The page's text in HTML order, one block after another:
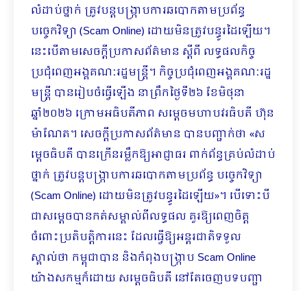
លំដាប់ថ្នាក់ ត្រូវបន្តបង្ក្រាបការឆបោកតាមប្រព័ន្ធ
បច្ចេកវិទ្យា (Scam Online) ដោយមិនត្រូវបន្ធូរដៃឡើយ។
នេះបើតាមសេចក្ដីប្រកាសព័ត៌មាន ស្ដីពី លទ្ធផលកិច្ច
ប្រជុំពេញអង្គគណៈរដ្ឋមន្រ្តី។ កិច្ចប្រជុំពេញអង្គគណៈរដ្ឋ
មន្ត្រី បានរៀបចំធ្វើឡើង នាព្រឹកថ្ងៃទី២៦ ខែមិថុនា
ឆ្នាំ២០២៦ ក្រោមអធិបតីភាព សម្តេចមហាបវរធិបតី ហ៊ុន
ម៉ាណែត។ សេចក្ដីប្រកាសព័ត៌មាន បានបញ្ជាក់ថា «ស
ម្តេចធិបតី បានក្រើនរម្លឹកឱ្យអាជ្ញាធរ ពាក់ព័ន្ធគ្រប់លំដាប់
ថ្នាក់ ត្រូវបន្តបង្ក្រាបការឆបោកតាមប្រព័ន្ធ បច្ចេកវិទ្យា
(Scam Online) ដោយមិនត្រូវបន្ធូរដៃឡើយ»។ បើទោះបី
ជាសម្តេច​បានកត់សម្គាល់ពីលទ្ធផល គួរឱ្យពេញចិត្ត
ចំពោះប្រតិបត្តិការនេះ ដែលធ្វើឱ្យអន្តរជាតិទទួល
ស្គាល់ថា កម្ពុជាបាន និងកំពុងបង្ក្រាប Scam Online
យ៉ាងសកម្មក៏ដោយ សម្តេចធិបតី នៅតែចេញបទបញ្ជា